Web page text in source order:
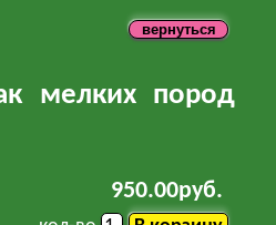
мелких пород
950.00руб.